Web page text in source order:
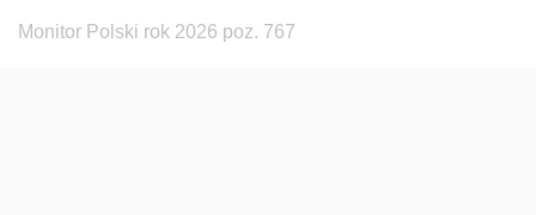
Monitor Polski rok 2026 poz. 767